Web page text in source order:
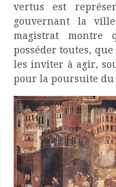
vertus est
gouvernant la
magistrat montre
posséder toutes,
les inviter à agir,
pour la poursuite du